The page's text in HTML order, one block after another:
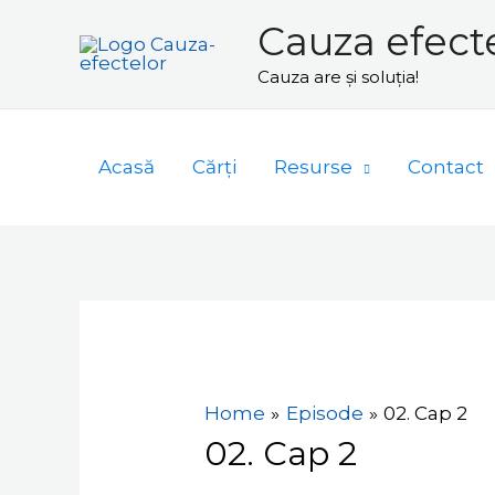
Cauza
Cauza are și soluția!
Acasă Cărți Resurse Contact
Home Episode 02. Cap 2
02. Cap 2